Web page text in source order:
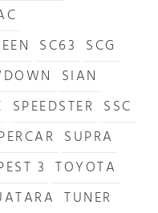
SC63 SCG
SIAN
SPEEDSTER SSC
SUPRA
3 TOYOTA
TUNER